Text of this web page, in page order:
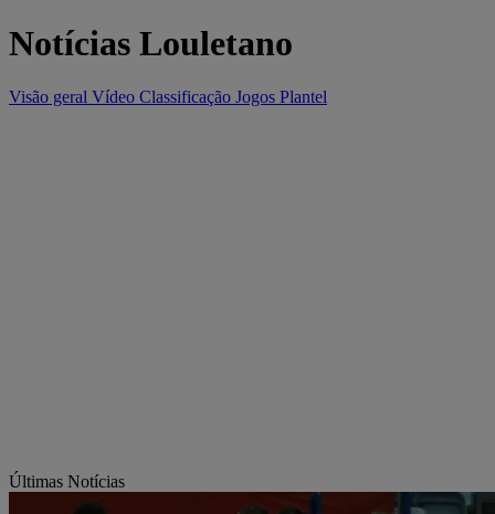
Notícias Louletano
Visão geral Vídeo Classificação Jogos Plantel
Últimas Notícias